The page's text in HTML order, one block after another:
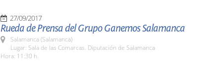
27/09/2017
Rueda de Prensa del Grupo Ganemos Salamanca
Salamanca (Salamanca)
Lugar: Sala de las Comarcas. Diputación de Salamanca
Hora: 11:30 h.